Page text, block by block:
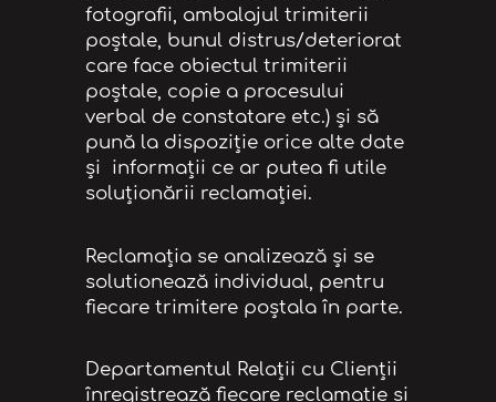
fotografii, ambalajul trimiterii
poştale, bunul distrus/deteriorat
care face obiectul trimiterii
poştale, copie a procesului
verbal de constatare etc.) şi să
pună la dispoziţie orice alte date
și informaţii ce ar putea fi utile
soluţionării reclamaţiei.
Reclamația se analizează și se
solutionează individual, pentru
fiecare trimitere poștala în parte.
Departamentul Relații cu Clienții
înregistrează fiecare reclamație și